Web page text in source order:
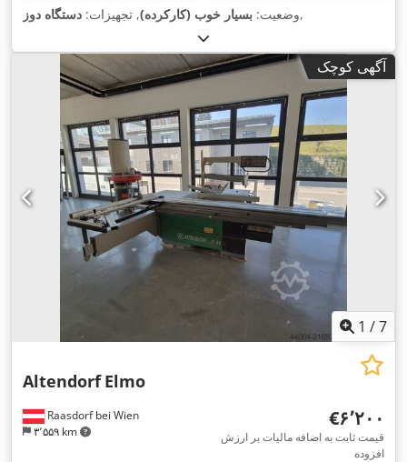
وضعیت: بسیار خوب (کارکرده), تجهیزات: دستگاه دوز ,
آگهی کوچک
1 /7
Raasdorf bei Wien
۳٬۵۵۹ km
Altendorf Elmo
‎€۶٬۲۰۰
قیمت ثابت به اضافه مالیات بر ارزش
افزوده